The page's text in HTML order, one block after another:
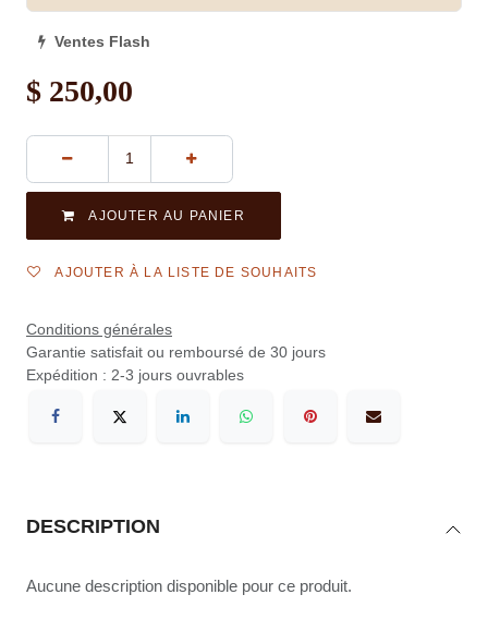
Ventes Flash
$ 250,00
AJOUTER AU PANIER
AJOUTER À LA LISTE DE SOUHAITS
Conditions générales
Garantie satisfait ou remboursé de 30 jours
Expédition : 2-3 jours ouvrables
DESCRIPTION
Aucune description disponible pour ce produit.